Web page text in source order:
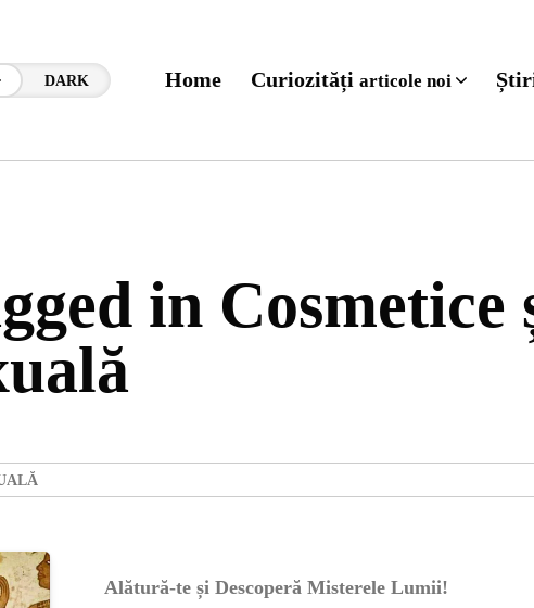
DARK Home Curiozități articole noi
in Cosmetice
Alătură-te și Descoperă Misterele Lumii!